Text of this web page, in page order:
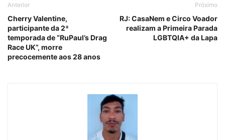
Anterior
Cherry Valentine,
participante da 2ª
temporada de “RuPaul’s Drag
Race UK”, morre
precocemente aos 28 anos
Próximo
RJ: CasaNem e Circo Voador
realizam a Primeira Parada
LGBTQIA+ da Lapa